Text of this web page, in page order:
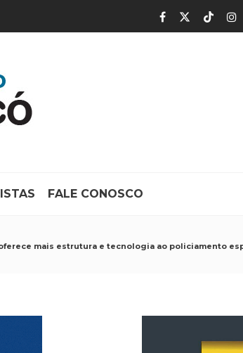
FALE CONOSCO
oferece mais estrutura e tecnologia ao policiamento